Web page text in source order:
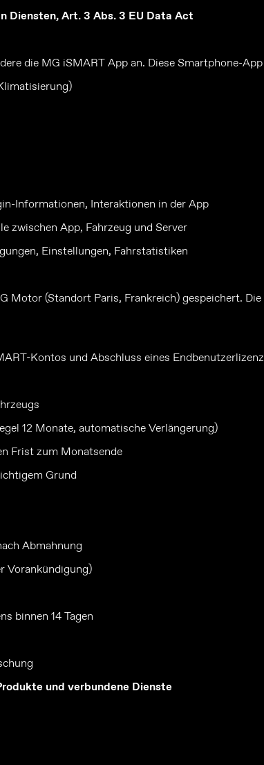
Diensten, Art. 3 Abs. 3 EU Data Act
die MG iSMART App an. Diese Smartphone-
Informationen, Interaktionen in der App
zwischen App, Fahrzeug und Server
Einstellungen, Fahrstatistiken
Motor (Standort Paris, Frankreich) gespeichert.
Kontos und Abschluss eines
12 Monate, automatische Verlängerung)
Frist zum Monatsende
Grund
Abmahnung
Vorankündigung)
binnen 14 Tagen
und verbundene Dienste